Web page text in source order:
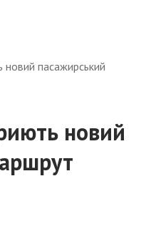
новий пасажирський
новий